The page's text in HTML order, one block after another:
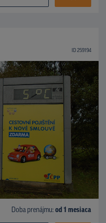
ID 259194
Doba prenájmu: od 1 mesiaca